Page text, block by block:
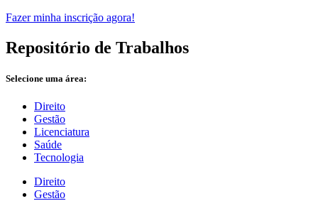
Fazer minha inscrição agora!
Repositório de Trabalhos
Selecione uma área:
Direito
Gestão
Licenciatura
Saúde
Tecnologia
Direito
Gestão